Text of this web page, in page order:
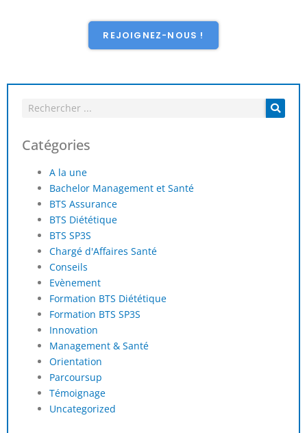
REJOIGNEZ-NOUS !
Catégories
A la une
Bachelor Management et Santé
BTS Assurance
BTS Diététique
BTS SP3S
Chargé d'Affaires Santé
Conseils
Evènement
Formation BTS Diététique
Formation BTS SP3S
Innovation
Management & Santé
Orientation
Parcoursup
Témoignage
Uncategorized